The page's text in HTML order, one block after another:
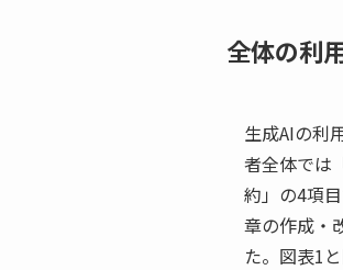
全体の利
生成AIの利
者全体では
約」の4項
章の作成・
た。図表1